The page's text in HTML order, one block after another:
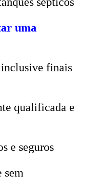
uma
finais
qualificada e
e seguros
sem